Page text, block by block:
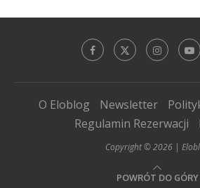
O Eloblog Newsletter
Regulamin Rezerwacji
Copyright © 2026 |
POWRÓT DO GÓRY